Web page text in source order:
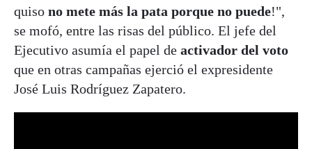
quiso no mete más la pata porque no puede!",
se mofó, entre las risas del público. El jefe del
Ejecutivo asumía el papel de activador del voto
que en otras campañas ejerció el expresidente
José Luis Rodríguez Zapatero.